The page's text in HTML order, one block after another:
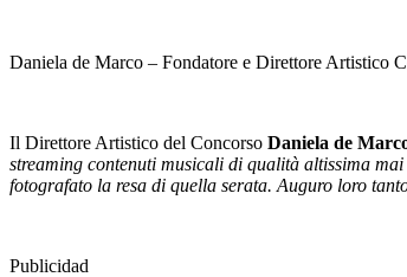
Daniela de Marco – Fondatore e Direttore Artistico
Il Direttore Artistico del Concorso Daniela de
streaming contenuti musicali di qualità altissima
fotografato la resa di quella serata. Auguro loro
Publicidad